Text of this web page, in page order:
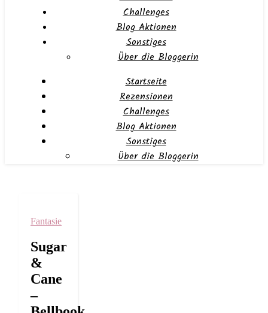
Challenges
Blog Aktionen
Sonstiges
Über die Bloggerin
Startseite
Rezensionen
Challenges
Blog Aktionen
Sonstiges
Über die Bloggerin
Fantasie
Sugar
&
Cane
–